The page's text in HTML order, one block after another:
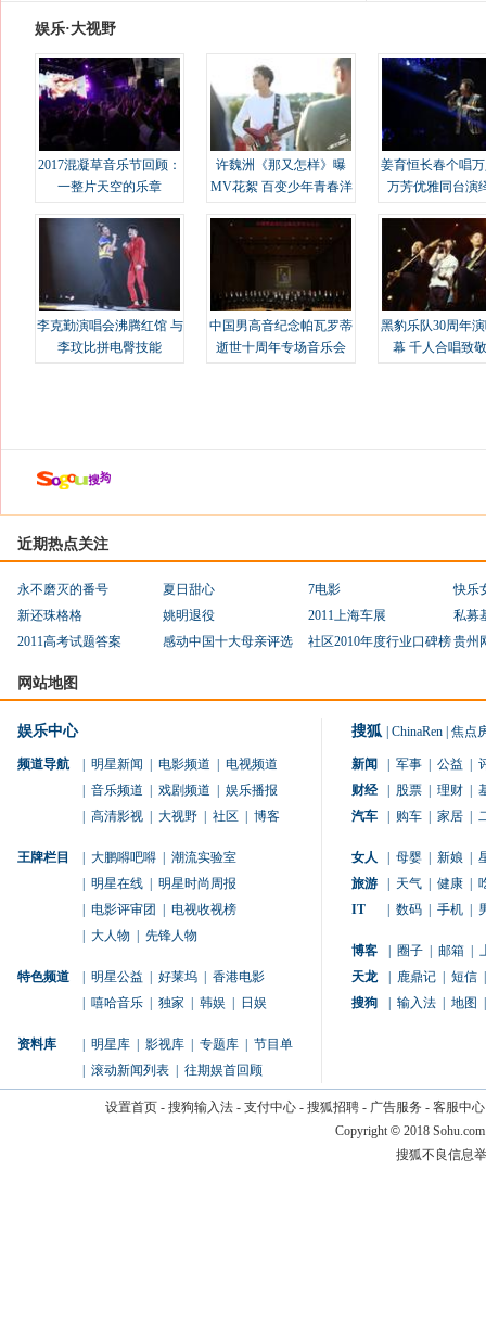
娱乐·大视野
2017混凝草音乐节回顾：
一整片天空的乐章
许魏洲《那又怎样》曝
MV花絮 百变少年青春洋
姜育恒长春个唱
万芳优雅同台演
李克勤演唱会沸腾红馆 与
李玟比拼电臀技能
中国男高音纪念帕瓦罗蒂
逝世十周年专场音乐会
黑豹乐队30周年
幕 千人合唱致
近期热点关注
永不磨灭的番号 夏日甜心 7电影
快乐
新还珠格格
姚明退役 2011上海车展
私募
2011高考试题答案
感动中国十大母亲评选 社区2010年度行业口碑榜贵州
网站地图
娱乐中心
频道导航 明星新闻 电影频道
电视频道
音乐频道 戏剧频道
娱乐播报
高清影视 大视野 社区 博客
王牌栏目 大鹏嘚吧嘚
潮流实验室
明星在线
明星时尚周报
电影评审团
电视收视榜
大人物 先锋人物
特色频道 明星公益 好莱坞
香港电影
嘻哈音乐 独家 韩娱 日娱
资料库 明星库 影视库 专题库
节目单
滚动新闻列表 往期娱首回顾
搜狐 ChinaRen 焦点
新闻 军事 公益
财经
股票 理财
汽车
购车 家居
女人 母婴 新娘
旅游
天气 健康
IT
数码 手机
博客 圈子 邮箱
天龙
鹿鼎记 短信
搜狗
输入法 地图
设置首页- 搜狗输入法- 支付中心- 搜狐招聘- 广告服务 - 客服中心
Copyright © 2018
搜狐不良信息